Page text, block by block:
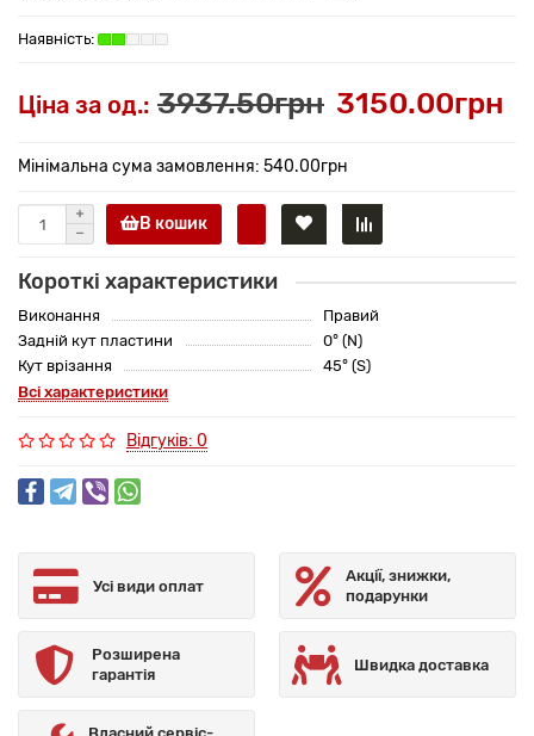
Ціна за од.: 3937.50грн 3150.00грн
Мінімальна сума замовлення: 540.00грн
В кошик
Короткі характеристики
Виконання
Правий
Задній кут пластини
0° (N)
Кут врізання
45° (S)
Всі характеристики
Відгуків: 0
Усі види оплат
Акції, знижки,
подарунки
Розширена
гарантія
Швидка доставка